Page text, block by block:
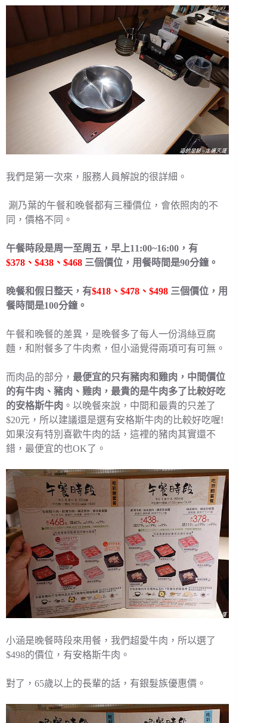
我們是第一次來，服務人員解說的很詳細。
涮乃葉的午餐和晚餐都有三種價位，會依照肉的不
同，價格不同。
午餐時段是周一至周五，早上11:00~16:00，有
$378、$438、$468 三個價位，用餐時間是90分鐘。
晚餐和假日整天，有$418、$478、$498 三個價位，用
餐時間是100分鐘。
午餐和晚餐的差異，是晚餐多了每人一份涓絲豆腐
麵，和附餐多了牛肉煮，但小涵覺得兩項可有可無。
而肉品的部分， 最便宜的只有豬肉和雞肉，中間價位
的有牛肉、豬肉、雞肉，最貴的是牛肉多了比較好吃
的安格斯牛肉 。以晚餐來說，中間和最貴的只差了
$20元，所以建議還是選有安格斯牛肉的比較好吃喔!
如果沒有特別喜歡牛肉的話，這裡的豬肉其實還不
錯，最便宜的也OK了。
小涵是晚餐時段來用餐，我們超愛牛肉，所以選了
$498的價位，有安格斯牛肉。
對了，65歲以上的長輩的話，有銀髮族優惠價。